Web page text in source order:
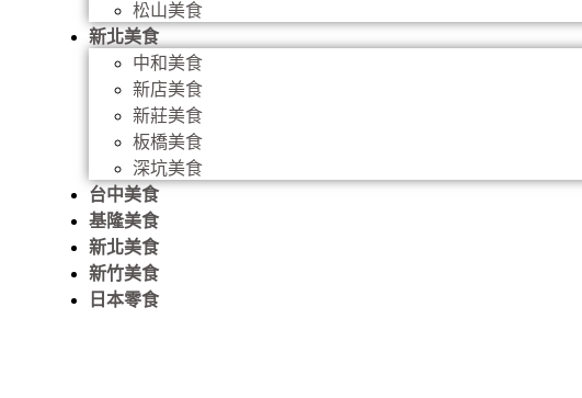
松山美食
新北美食
中和美食
新店美食
新莊美食
板橋美食
深坑美食
台中美食
基隆美食
新北美食
新竹美食
日本零食